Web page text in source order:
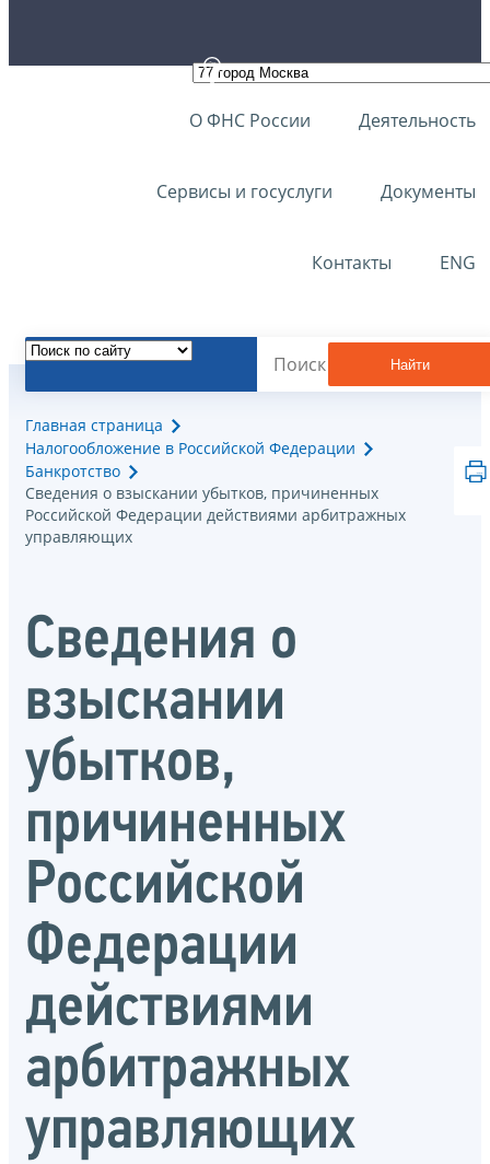
О ФНС России Деятельность
Сервисы и госуслуги Документы
Контакты ENG
Найти
Главная страница
Налогообложение в Российской Федерации
Банкротство
Сведения о взыскании убытков, причиненных
Российской Федерации действиями арбитражных
управляющих
Сведения о
взыскании
убытков,
причиненных
Российской
Федерации
действиями
арбитражных
управляющих